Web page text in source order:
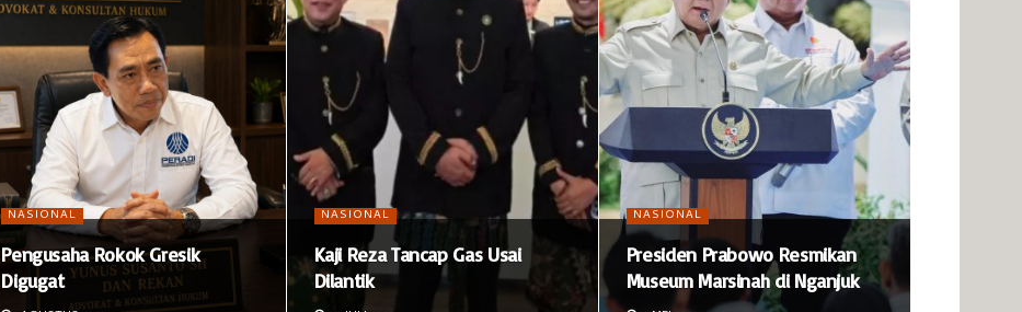
NASIONAL
Pengusaha Rokok Gresik
Digugat
NASIONAL
Kaji Reza Tancap Gas Usai
Dilantik
NASIONAL
Presiden Prabowo Resmikan
Museum Marsinah di Nganjuk